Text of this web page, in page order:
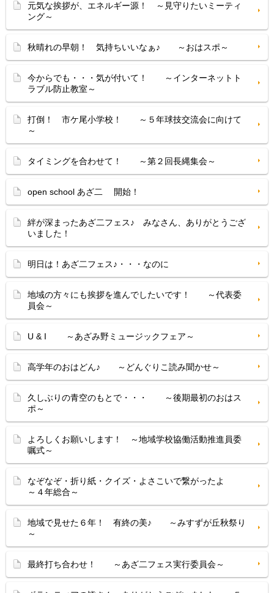
元気な挨拶が、エネルギー源！ ～見守りたいミーティ
ング～
秋晴れの早朝！ 気持ちいいなぁ♪ ～おはスポ～
今からでも・・・気が付いて！ ～インターネットト
ラブル防止教室～
打倒！ 市ケ尾小学校！ ～５年球技交流会に向けて
～
タイミングを合わせて！ ～第２回長縄集会～
open school あざ二 開始！
絆が深まったあざ二フェス♪ みなさん、ありがとうござ
いました！
明日は！あざ二フェス♪・・・なのに
地域の方々にも挨拶を進んでしたいです！ ～代表委
員会～
U & I ～あざみ野ミュージックフェア～
高学年のおはどん♪ ～どんぐりこ読み聞かせ～
久しぶりの青空のもとで・・・ ～後期最初のおはス
ポ～
よろしくお願いします！ ～地域学校協働活動推進員委
嘱式～
なぞなぞ・折り紙・クイズ・よさこいで繋がったよ
～４年総合～
地域で見せた６年！ 有終の美♪ ～みすずが丘秋祭り
～
最終打ち合わせ！ ～あざ二フェス実行委員会～